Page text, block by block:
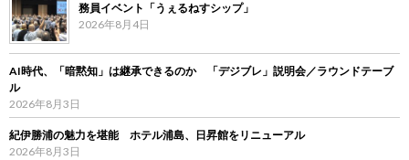
務員イベント「うぇるねすシップ」
2026年8月4日
AI時代、「暗黙知」は継承できるのか 「デジブレ」説明会／ラウンドテーブ
ル
2026年8月3日
紀伊勝浦の魅力を堪能 ホテル浦島、日昇館をリニューアル
2026年8月3日